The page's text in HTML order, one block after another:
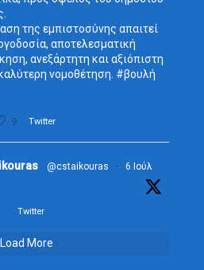
της εμπιστοσύνης απαιτεί
αποτελεσματική
ανεξάρτητη και αξιόπιστη
νομοθέτηση. #βουλή
9 Twitter
@cstaikouras · 6 Ιούλ
Twitter
Load More